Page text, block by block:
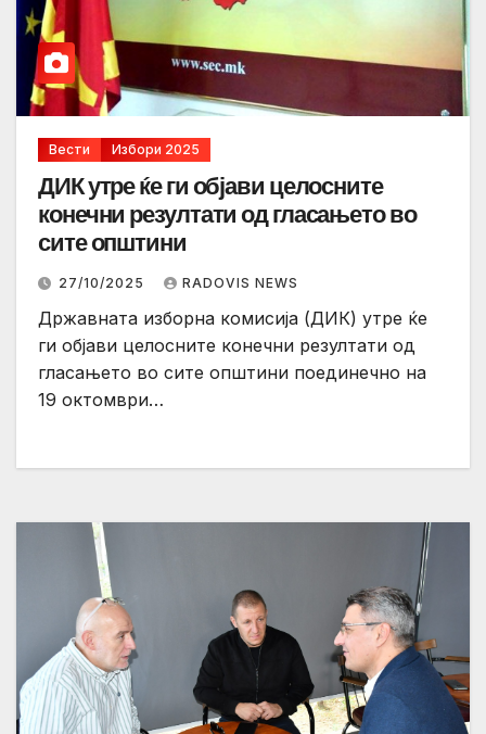
Вести Избори 2025
ДИК утре ќе ги објави целосните
конечни резултати од гласањето во
сите општини
27/10/2025 RADOVIS NEWS
Државната изборна комисија (ДИК) утре ќе
ги објави целосните конечни резултати од
гласањето во сите општини поединечно на
19 октомври…